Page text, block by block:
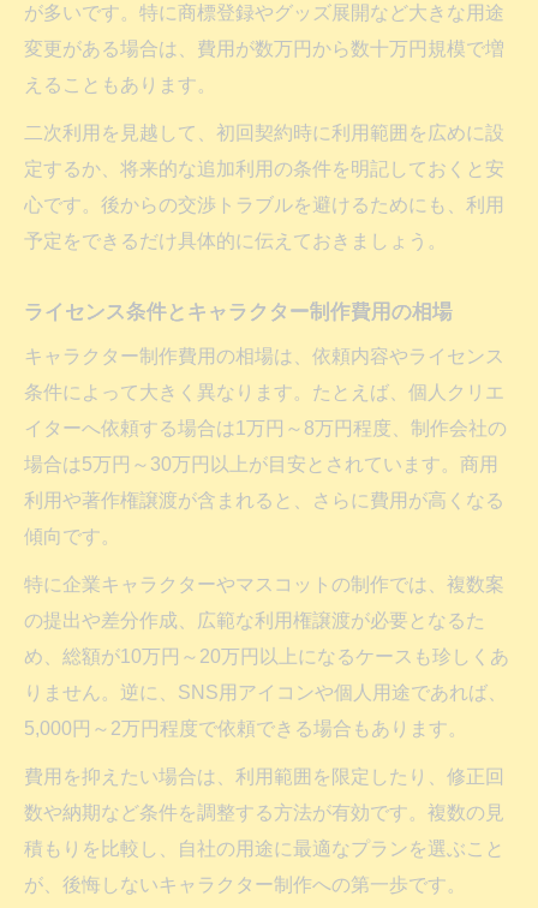
が多いです。特に商標登録やグッズ展開など大きな用途
変更がある場合は、費用が数万円から数十万円規模で増
えることもあります。
二次利用を見越して、初回契約時に利用範囲を広めに設
定するか、将来的な追加利用の条件を明記しておくと安
心です。後からの交渉トラブルを避けるためにも、利用
予定をできるだけ具体的に伝えておきましょう。
ライセンス条件とキャラクター制作費用の相場
キャラクター制作費用の相場は、依頼内容やライセンス
条件によって大きく異なります。たとえば、個人クリエ
イターへ依頼する場合は1万円～8万円程度、制作会社の
場合は5万円～30万円以上が目安とされています。商用
利用や著作権譲渡が含まれると、さらに費用が高くなる
傾向です。
特に企業キャラクターやマスコットの制作では、複数案
の提出や差分作成、広範な利用権譲渡が必要となるた
め、総額が10万円～20万円以上になるケースも珍しくあ
りません。逆に、SNS用アイコンや個人用途であれば、
5,000円～2万円程度で依頼できる場合もあります。
費用を抑えたい場合は、利用範囲を限定したり、修正回
数や納期など条件を調整する方法が有効です。複数の見
積もりを比較し、自社の用途に最適なプランを選ぶこと
が、後悔しないキャラクター制作への第一歩です。